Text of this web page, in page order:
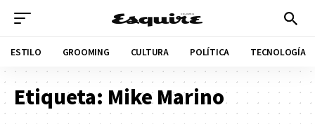
ESTILO GROOMING CULTURA POLÍTICA TECNOLOGÍA
Etiqueta: Mike Marino